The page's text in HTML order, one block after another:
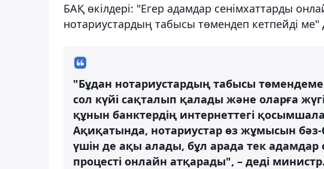
БАҚ өкілдері: "Егер адамдар сенімхаттарды
нотариустардың табысы төмендеп кетпейді
"Бұдан нотариустардың табысы
сол күйі сақталып қалады және оларға
құнын банктердің интернеттегі
Ақиқатында, нотариустар өз жұмысын
үшін де ақы алады, бұл арада тек
процесті онлайн атқарады", – деді министр.